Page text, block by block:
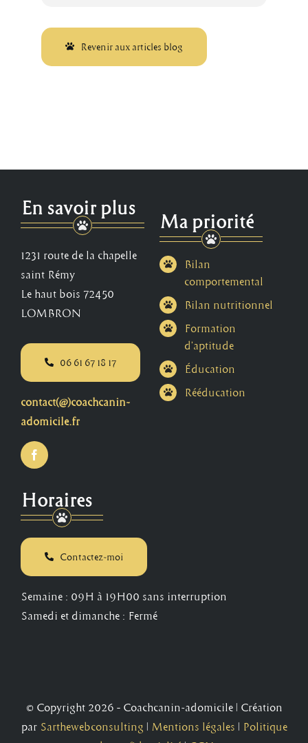
Revenir aux articles blog
En savoir plus
1231 route de la chapelle
saint Rémy
Le haut bois 72450
LOMBRON
06 61 67 18 17
contact(@)coachcanin-
adomicile.fr
Ma priorité
Bilan
comportemental
Bilan nutritionnel
Formation
d’aptitude
Éducation
Rééducation
Horaires
Contactez-moi
Semaine : 09H à 19H00 sans interruption
Samedi et dimanche : Fermé
© Copyright 2026 – Coachcanin-adomicile | Création
par Sarthewebconsulting | Mentions légales | Politique